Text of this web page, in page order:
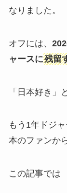
なりました。
オフには、
ャースに残留
「日本好き」
もう1年ドジ
本のファンか
この記事では